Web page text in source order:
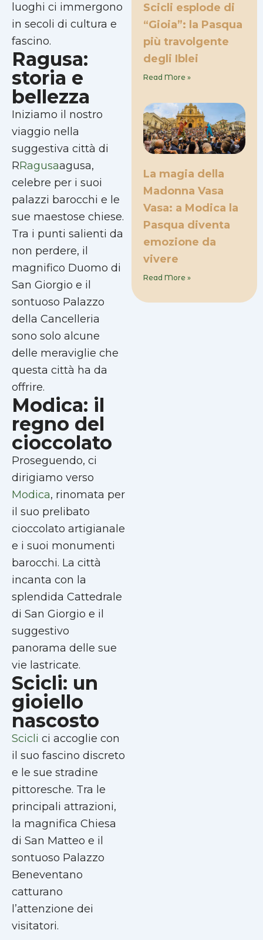
luoghi ci immergono
in secoli di cultura e
fascino.
Ragusa:
storia e
bellezza
Iniziamo il nostro
viaggio nella
suggestiva città di
RRagusaagusa,
celebre per i suoi
palazzi barocchi e le
sue maestose chiese.
Tra i punti salienti da
non perdere, il
magnifico Duomo di
San Giorgio e il
sontuoso Palazzo
della Cancelleria
sono solo alcune
delle meraviglie che
questa città ha da
offrire.
Modica: il
regno del
cioccolato
Proseguendo, ci
dirigiamo verso
Modica, rinomata per
il suo prelibato
cioccolato artigianale
e i suoi monumenti
barocchi. La città
incanta con la
splendida Cattedrale
di San Giorgio e il
suggestivo
panorama delle sue
vie lastricate.
Scicli: un
gioiello
nascosto
Scicli ci accoglie con
il suo fascino discreto
e le sue stradine
pittoresche. Tra le
principali attrazioni,
la magnifica Chiesa
di San Matteo e il
sontuoso Palazzo
Beneventano
catturano
l’attenzione dei
visitatori.
Scicli esplode di
“Gioia”: la Pasqua
più travolgente
degli Iblei
Read More »
La magia della
Madonna Vasa
Vasa: a Modica la
Pasqua diventa
emozione da
vivere
Read More »